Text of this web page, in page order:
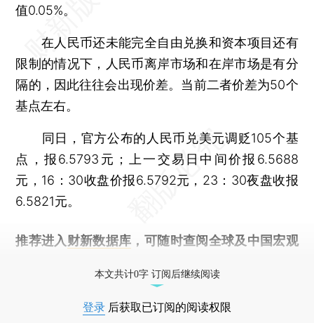
值0.05%。
在人民币还未能完全自由兑换和资本项目还有
限制的情况下，人民币离岸市场和在岸市场是有分
隔的，因此往往会出现价差。当前二者价差为50个
基点左右。
同日，官方公布的人民币兑美元调贬105个基
点，报6.5793元；上一交易日中间价报6.5688
元，16：30收盘价报6.5792元，23：30夜盘收报
6.5821元。
推荐进入 财新数据库 ，可随时查阅全球及中国宏观
本文共计0字 订阅后继续阅读
登录 后获取已订阅的阅读权限